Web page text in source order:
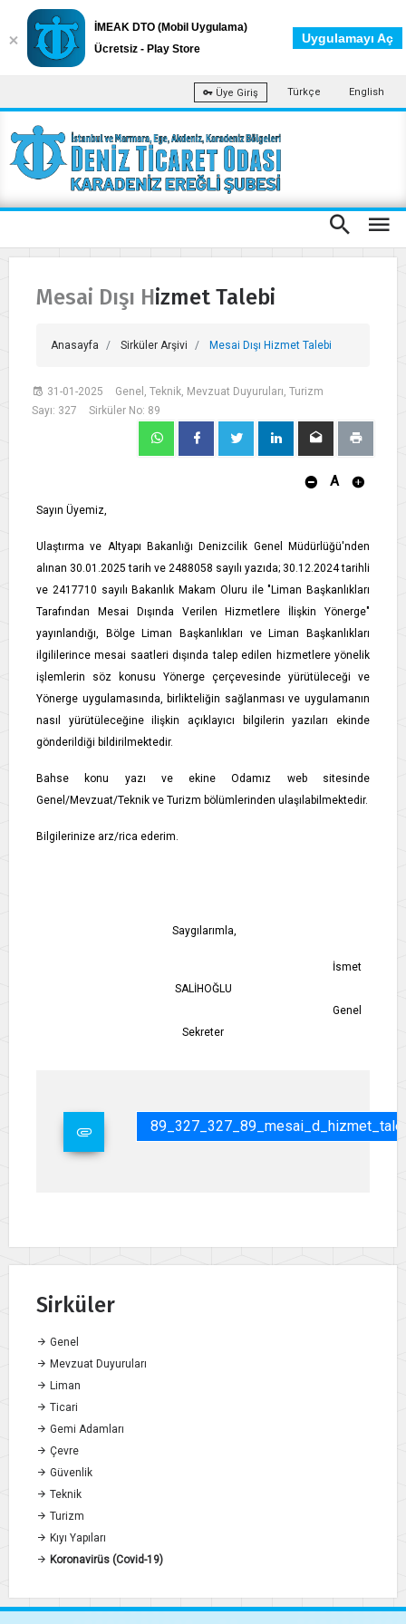
Üye Giriş Türkçe English
Mesai Dışı Hizmet Talebi
Anasayfa Sirküler Arşivi Mesai Dışı Hizmet Talebi
31-01-2025
Genel, Teknik, Mevzuat Duyuruları, Turizm
Sayı: 327
Sirküler No: 89
A
Sayın Üyemiz,
Ulaştırma ve Altyapı Bakanlığı Denizcilik Genel Müdürlüğü'nden
alınan 30.01.2025 tarih ve 2488058 sayılı yazıda; 30.12.2024 tarihli
ve 2417710 sayılı Bakanlık Makam Oluru ile "Liman Başkanlıkları
Tarafından Mesai Dışında Verilen Hizmetlere İlişkin Yönerge"
yayınlandığı, Bölge Liman Başkanlıkları ve Liman Başkanlıkları
ilgililerince mesai saatleri dışında talep edilen hizmetlere yönelik
işlemlerin söz konusu Yönerge çerçevesinde yürütüleceği ve
Yönerge uygulamasında, birlikteliğin sağlanması ve uygulamanın
nasıl yürütüleceğine ilişkin açıklayıcı bilgilerin yazıları ekinde
gönderildiği bildirilmektedir.
Bahse konu yazı ve ekine Odamız web sitesinde
Genel/Mevzuat/Teknik ve Turizm bölümlerinden ulaşılabilmektedir.
Bilgilerinize arz/rica ederim.
Saygılarımla,
İsmet
SALİHOĞLU
Genel
Sekreter
Sirküler
Genel
Mevzuat Duyuruları
Liman
Ticari
Gemi Adamları
Çevre
Güvenlik
Teknik
Turizm
Kıyı Yapıları
Koronavirüs (Covid-19)
İMEAK DTO (Mobil Uygulama)
Ücretsiz - Play Store
Uygulamayı Aç